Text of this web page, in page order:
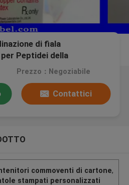
di fiala
Peptidei della
i bio-
Prezzo：Negoziabile
Contattici
commoventi di cartone,
stampati personalizzati